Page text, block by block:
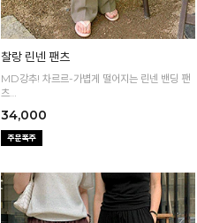
찰랑 린넨 팬츠
MD강추! 차르르-가볍게 떨어지는 린넨 밴딩 팬
츠
34,000